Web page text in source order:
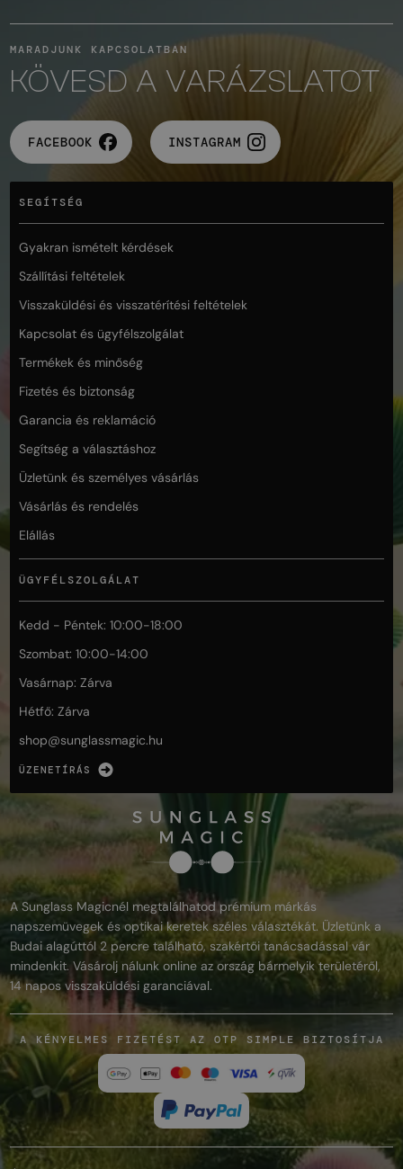
MARADJUNK KAPCSOLATBAN
KÖVESD A VARÁZSLATOT
FACEBOOK INSTAGRAM
SEGÍTSÉG
Gyakran ismételt kérdések
Szállítási feltételek
Visszaküldési és visszatérítési feltételek
Kapcsolat és ügyfélszolgálat
Termékek és minőség
Fizetés és biztonság
Garancia és reklamáció
Segítség a választáshoz
Üzletünk és személyes vásárlás
Vásárlás és rendelés
Elállás
ÜGYFÉLSZOLGÁLAT
Kedd - Péntek: 10:00-18:00
Szombat: 10:00-14:00
Vasárnap: Zárva
Hétfő: Zárva
shop@sunglassmagic.hu
ÜZENETÍRÁS
A Sunglass Magicnél megtalálhatod prémium márkás
napszemüvegek és optikai keretek széles választékát. Üzletünk a
Budai alagúttól 2 percre található, szakértői tanácsadással vár
mindenkit. Vásárolj nálunk online az ország bármelyik területéről,
14 napos visszaküldési garanciával.
A KÉNYELMES FIZETÉST AZ OTP SIMPLE BIZTOSÍTJA